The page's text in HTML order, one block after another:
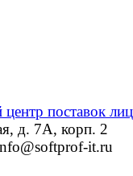
поставок
д. 7А, корп. 2
it.ru